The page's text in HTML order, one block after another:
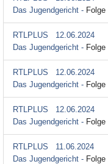
Das Jugendgericht -
RTLPLUS
12.06.2024
Das Jugendgericht -
RTLPLUS
12.06.2024
Das Jugendgericht -
RTLPLUS
12.06.2024
Das Jugendgericht -
RTLPLUS
11.06.2024
Das Jugendgericht -